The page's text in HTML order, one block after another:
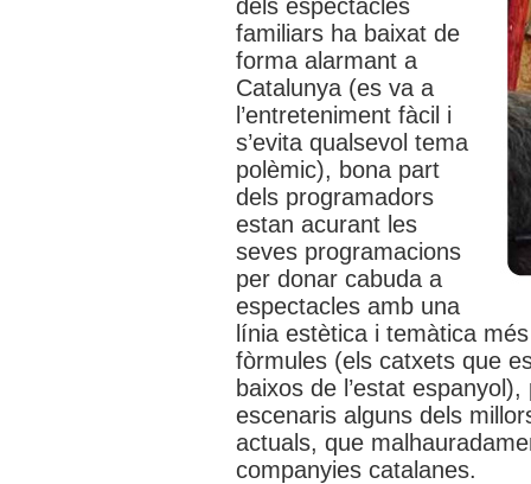
dels espectacles
familiars ha baixat de
forma alarmant a
Catalunya (es va a
l’entreteniment fàcil i
s’evita qualsevol tema
polèmic), bona part
dels programadors
estan acurant les
seves programacions
per donar cabuda a
espectacles amb una
línia estètica i temàtica
fòrmules (els catxets que
baixos de l’estat
escenaris alguns dels
actuals, que
companyies catalanes.